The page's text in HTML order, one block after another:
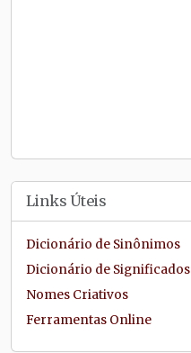
Links Úteis
Dicionário de Sinônimos
Dicionário de Significados
Nomes Criativos
Ferramentas Online